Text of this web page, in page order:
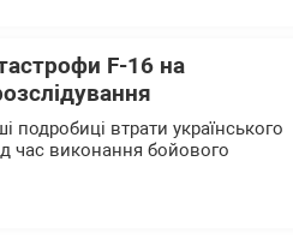
F-16 на
втрати українського
час виконання бойового